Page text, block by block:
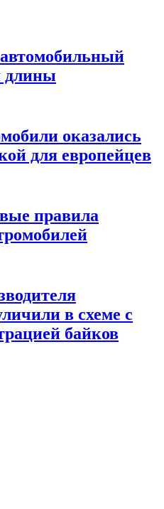
длины
оказались
для европейцев
правила
в схеме с
байков